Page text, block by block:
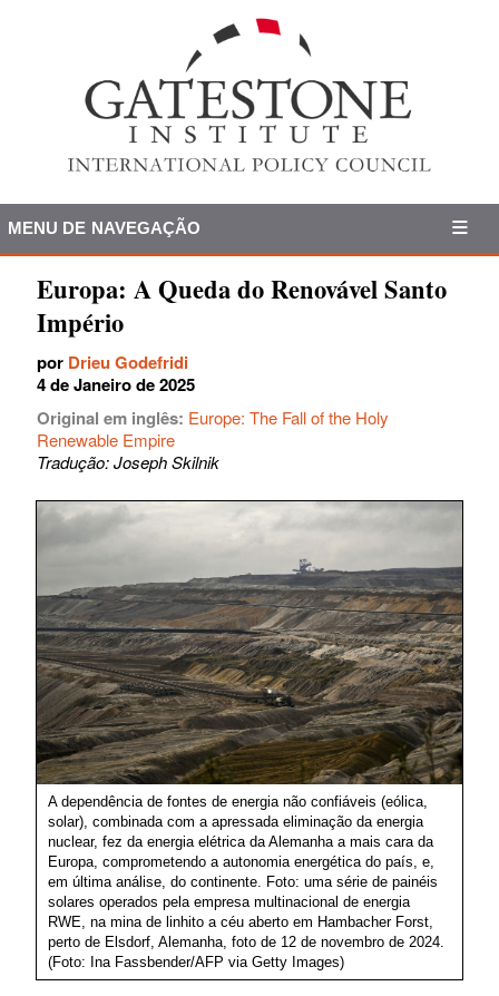
MENU DE NAVEGAÇÃO
Europa: A Queda do Renovável Santo
Império
por Drieu Godefridi
4 de Janeiro de 2025
Original em inglês: Europe: The Fall of the Holy
Renewable Empire
Tradução: Joseph Skilnik
A dependência de fontes de energia não confiáveis (eólica,
solar), combinada com a apressada eliminação da energia
nuclear, fez da energia elétrica da Alemanha a mais cara da
Europa, comprometendo a autonomia energética do país, e,
em última análise, do continente. Foto: uma série de painéis
solares operados pela empresa multinacional de energia
RWE, na mina de linhito a céu aberto em Hambacher Forst,
perto de Elsdorf, Alemanha, foto de 12 de novembro de 2024.
(Foto: Ina Fassbender/AFP via Getty Images)